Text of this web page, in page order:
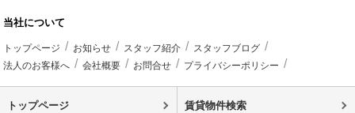
当社について
トップページ お知らせ スタッフ紹介
スタッフブログ
法人のお客様へ
会社概要 お問合せ プライバシーポリシー
トップページ 賃貸物件検索